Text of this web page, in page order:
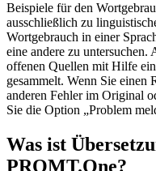
Beispiele für den
ausschließlich zu
Wortgebrauch in einer
eine andere zu untersuchen.
offenen Quellen mit Hilfe
gesammelt. Wenn Sie einen
anderen Fehler im Original
Sie die Option „Problem
Was ist
PROMT.One?